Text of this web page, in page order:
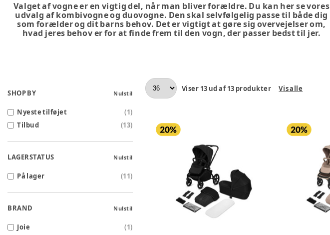
Valget af vogne er en vigtig del, når man bliver forældre. Du kan her se vores
udvalg af kombivogne og duovogne. Den skal selvfølgelig passe til både dig
som forælder og dit barns behov. Det er vigtigt at gøre sig overvejelser om,
hvad jeres behov er for at finde frem til den vogn, der passer bedst til jer.
SHOP BY Nulstil
Nyeste tilføjet (1)
Tilbud
(13)
LAGERSTATUS Nulstil
På lager (11)
BRAND Nulstil
Joie (1)
Viser 13 ud af 13 produkter Vis alle